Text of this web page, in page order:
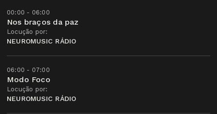
00:00 - 06:00
Nos braços da paz
Locução por:
NEUROMUSIC RÁDIO
06:00 - 07:00
Modo Foco
Locução por:
NEUROMUSIC RÁDIO